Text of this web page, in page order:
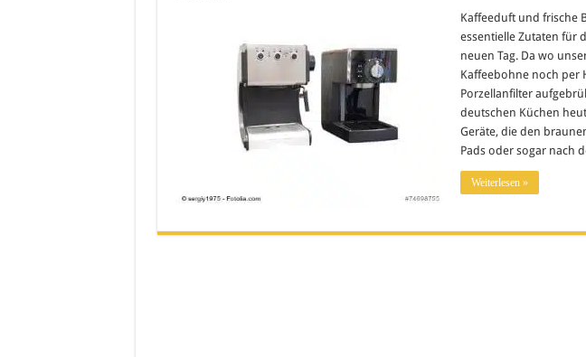
Kaffeeduft und frische
essentielle Zutaten für
neuen Tag. Da wo
Kaffeebohne noch per
Porzellanfilter
deutschen Küchen
Geräte, die den
Pads oder sogar nach
Weiterlesen »